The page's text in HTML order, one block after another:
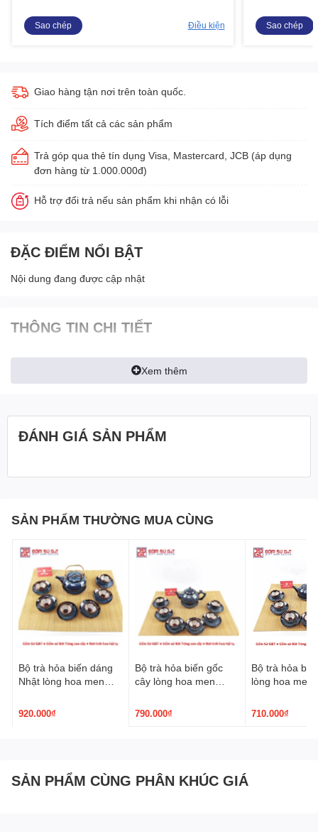
Sao chép Điều kiện Sao chép
Giao hàng tận nơi trên toàn quốc.
Tích điểm tất cả các sản phẩm
Trả góp qua thẻ tín dụng Visa, Mastercard, JCB (áp dụng
đơn hàng từ 1.000.000đ)
Hỗ trợ đổi trả nếu sản phẩm khi nhận có lỗi
ĐẶC ĐIỂM NỔI BẬT
Nội dung đang được cập nhật
THÔNG TIN CHI TIẾT
Xem thêm
ĐÁNH GIÁ SẢN PHẨM
SẢN PHẨM THƯỜNG MUA CÙNG
Bộ trà hỏa biến dáng
Nhật lòng hoa men
920.000₫
Bộ trà hỏa biến gốc
cây lòng hoa men
790.000₫
Bộ trà hỏa
lòng hoa men
710.000₫
SẢN PHẨM CÙNG PHÂN KHÚC GIÁ